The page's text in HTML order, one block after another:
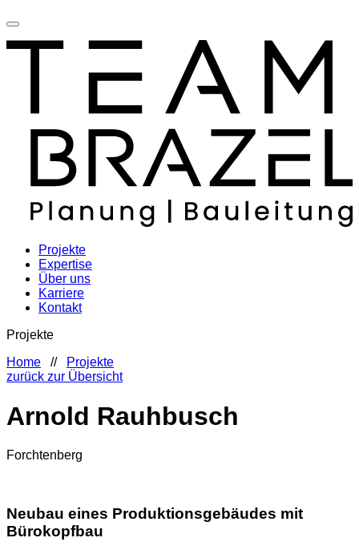
Projekte
Expertise
Über uns
Karriere
Kontakt
Projekte
Home //
Projekte
zurück zur Übersicht
Arnold Rauhbusch
Forchtenberg
Neubau eines Produktionsgebäudes mit
Bürokopfbau